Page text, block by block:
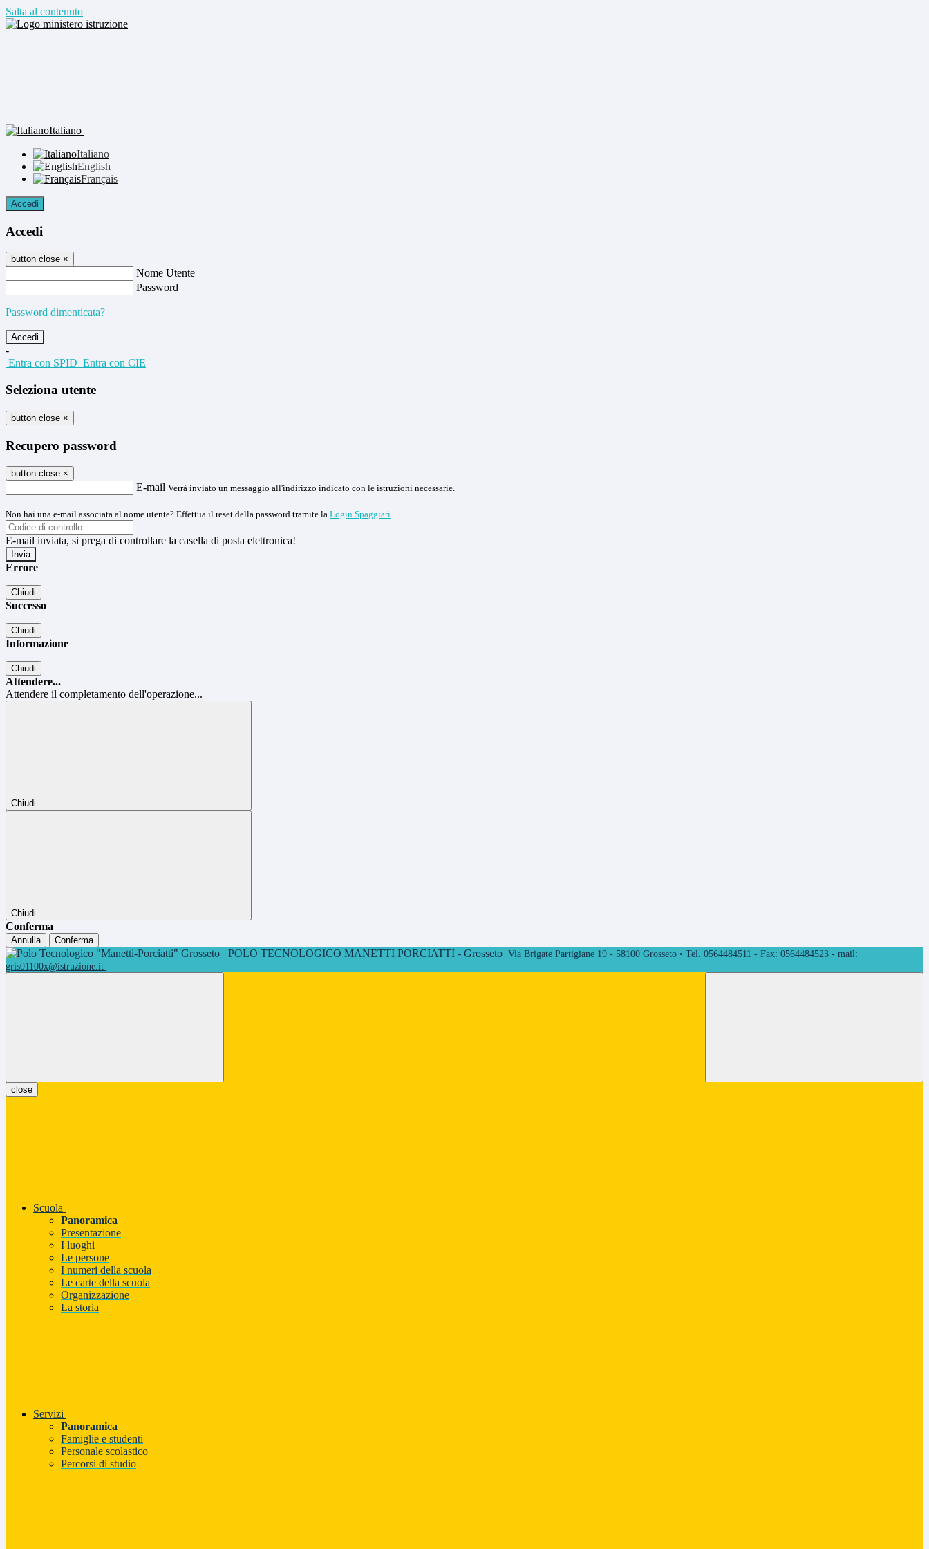
Salta al contenuto
Italiano
Italiano
English
Français
Accedi
Accedi
button close ×
Nome Utente
Password
Password dimenticata?
-
Entra con SPID Entra con CIE
Seleziona utente
button close ×
Recupero password
button close ×
E-mail Verrà inviato un messaggio all'indirizzo indicato con le istruzioni necessarie.
Non hai una e-mail associata al nome utente? Effettua il reset della password tramite la Login Spaggiari
E-mail inviata, si prega di controllare la casella di posta elettronica!
Errore
Chiudi
Successo
Chiudi
Informazione
Chiudi
Attendere...
Attendere il completamento dell'operazione...
Chiudi
Chiudi
Conferma
Annulla Conferma
POLO TECNOLOGICO MANETTI PORCIATTI - Grosseto Via Brigate Partigiane 19 - 58100 Grosseto • Tel. 0564484511 - Fax: 0564484523 - mail:
gris01100x@istruzione.it
close
Scuola
Panoramica
Presentazione
I luoghi
Le persone
I numeri della scuola
Le carte della scuola
Organizzazione
La storia
Servizi
Panoramica
Famiglie e studenti
Personale scolastico
Percorsi di studio